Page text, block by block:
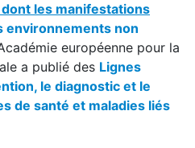
dont les manifestations
environnements non
européenne pour la
a publié des Lignes
le diagnostic et le
de santé et maladies liés